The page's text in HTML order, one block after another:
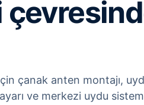
çanak anten montajı,
ve merkezi uydu